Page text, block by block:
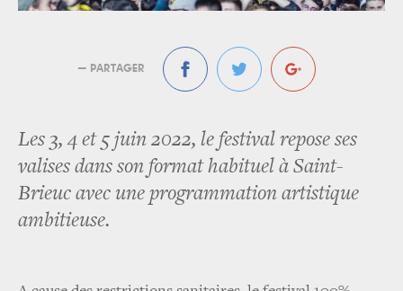
— PARTAGER
Les 3, 4 et 5 juin 2022, le festival repose ses
valises dans son format habituel à Saint-
Brieuc avec une programmation artistique
ambitieuse.